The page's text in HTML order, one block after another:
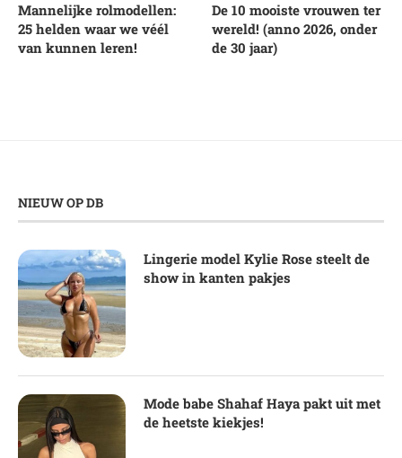
Mannelijke rolmodellen:
25 helden waar we véél
van kunnen leren!
De 10 mooiste vrouwen ter
wereld! (anno 2026, onder
de 30 jaar)
NIEUW OP DB
Lingerie model Kylie Rose steelt de
show in kanten pakjes
Mode babe Shahaf Haya pakt uit met
de heetste kiekjes!